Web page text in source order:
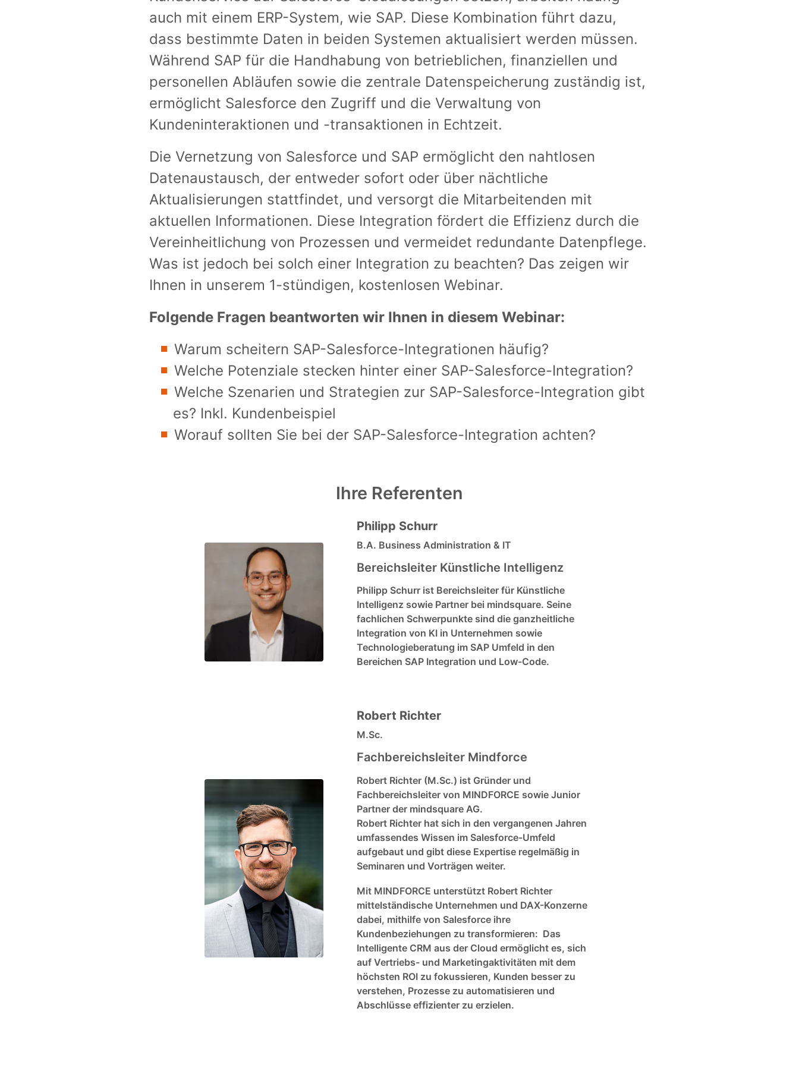
auch mit einem ERP-System, wie SAP. Diese Kombination führt dazu,
dass bestimmte Daten in beiden Systemen aktualisiert werden müssen.
Während SAP für die Handhabung von betrieblichen, finanziellen und
personellen Abläufen sowie die zentrale Datenspeicherung zuständig ist,
ermöglicht Salesforce den Zugriff und die Verwaltung von
Kundeninteraktionen und -transaktionen in Echtzeit.
Die Vernetzung von Salesforce und SAP ermöglicht den nahtlosen
Datenaustausch, der entweder sofort oder über nächtliche
Aktualisierungen stattfindet, und versorgt die Mitarbeitenden mit
aktuellen Informationen. Diese Integration fördert die Effizienz durch die
Vereinheitlichung von Prozessen und vermeidet redundante Datenpflege.
Was ist jedoch bei solch einer Integration zu beachten? Das zeigen wir
Ihnen in unserem 1-stündigen, kostenlosen Webinar.
Folgende Fragen beantworten wir Ihnen in diesem Webinar:
Warum scheitern SAP-Salesforce-Integrationen häufig?
Welche Potenziale stecken hinter einer SAP-Salesforce-Integration?
Welche Szenarien und Strategien zur SAP-Salesforce-Integration gibt
es? Inkl. Kundenbeispiel
Worauf sollten Sie bei der SAP-Salesforce-Integration achten?
Ihre Referenten
Philipp Schurr
B.A. Business Administration & IT
Bereichsleiter Künstliche Intelligenz
Philipp Schurr ist Bereichsleiter für Künstliche
Intelligenz sowie Partner bei mindsquare. Seine
fachlichen Schwerpunkte sind die ganzheitliche
Integration von KI in Unternehmen sowie
Technologieberatung im SAP Umfeld in den
Bereichen SAP Integration und Low-Code.
Robert Richter
M.Sc.
Fachbereichsleiter Mindforce
Robert Richter (M.Sc.) ist Gründer und
Fachbereichsleiter von MINDFORCE sowie Junior
Partner der mindsquare AG.
Robert Richter hat sich in den vergangenen Jahren
umfassendes Wissen im Salesforce-Umfeld
aufgebaut und gibt diese Expertise regelmäßig in
Seminaren und Vorträgen weiter.
Mit MINDFORCE unterstützt Robert Richter
mittelständische Unternehmen und DAX-Konzerne
dabei, mithilfe von Salesforce ihre
Kundenbeziehungen zu transformieren: Das
Intelligente CRM aus der Cloud ermöglicht es, sich
auf Vertriebs- und Marketingaktivitäten mit dem
höchsten ROI zu fokussieren, Kunden besser zu
verstehen, Prozesse zu automatisieren und
Abschlüsse effizienter zu erzielen.